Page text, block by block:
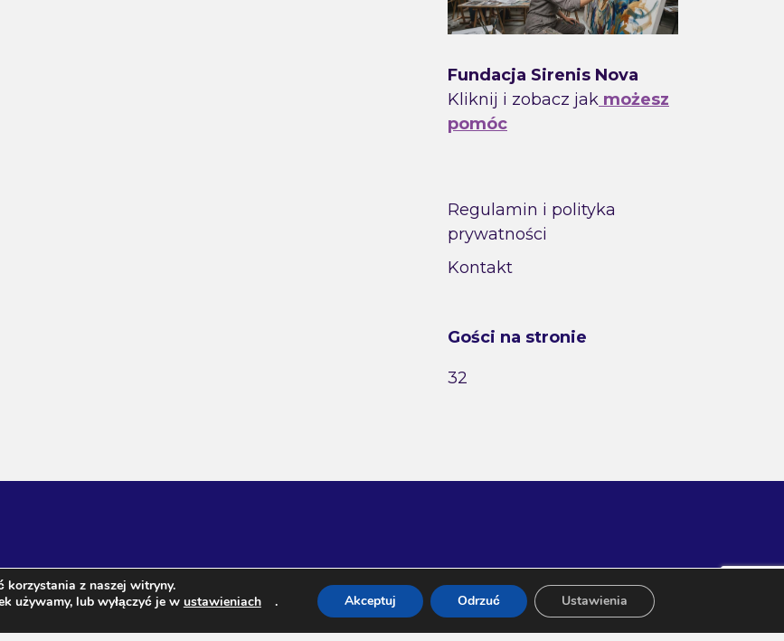
Fundacja Sirenis Nova
Kliknij i zobacz jak możesz
pomóc
Regulamin i polityka
prywatności
Kontakt
Gości na stronie
32
3, 20-573 Lublin NIP 713-129-67-20 Regon 431021008 Tel. 507-198-481
korzystania z naszej witryny.
używamy, lub wyłączyć je w ustawieniach . Akceptuj Odrzuć Ustawienia